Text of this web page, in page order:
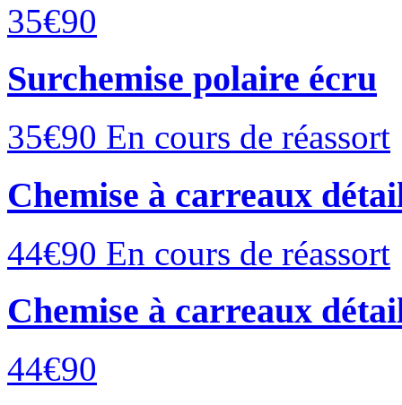
35€90
Surchemise polaire écru
35€90 En cours de réassort
Chemise à carreaux
44€90 En cours de réassort
Chemise à carreaux
44€90